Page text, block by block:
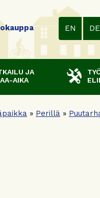
EN DE
JA
AIKA
» Perillä »